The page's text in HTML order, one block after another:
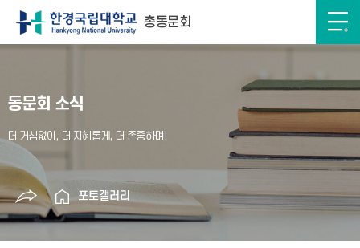
총동문회
동문회 소식
포토갤러리